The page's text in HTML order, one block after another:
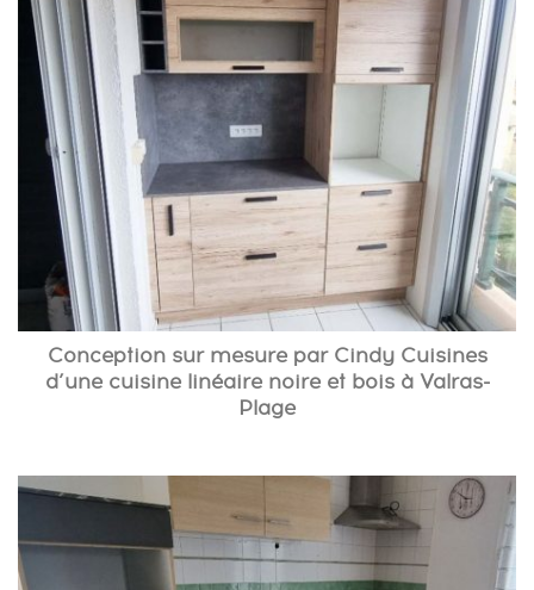
Conception sur mesure par Cindy Cuisines
d’une cuisine linéaire noire et bois à Valras-
Plage